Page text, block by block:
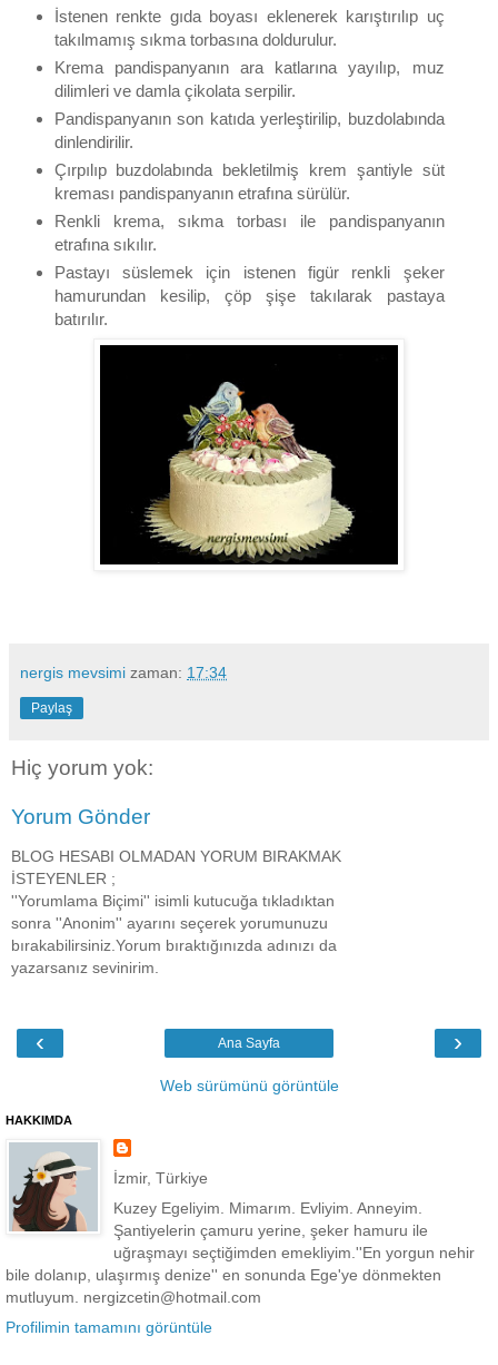
İstenen renkte gıda boyası eklenerek karıştırılıp uç
takılmamış sıkma torbasına doldurulur.
Krema pandispanyanın ara katlarına yayılıp, muz
dilimleri ve damla çikolata serpilir.
Pandispanyanın son katıda yerleştirilip, buzdolabında
dinlendirilir.
Çırpılıp buzdolabında bekletilmiş krem şantiyle süt
kreması pandispanyanın etrafına sürülür.
Renkli krema, sıkma torbası ile pandispanyanın
etrafına sıkılır.
Pastayı süslemek için istenen figür renkli şeker
hamurundan kesilip, çöp şişe takılarak pastaya
batırılır.
nergis mevsimi zaman: 17:34
Paylaş
Hiç yorum yok:
Yorum Gönder
BLOG HESABI OLMADAN YORUM BIRAKMAK
İSTEYENLER ;
''Yorumlama Biçimi'' isimli kutucuğa tıkladıktan
sonra ''Anonim'' ayarını seçerek yorumunuzu
bırakabilirsiniz.Yorum bıraktığınızda adınızı da
yazarsanız sevinirim.
‹ ›
Ana Sayfa
Web sürümünü görüntüle
HAKKIMDA
İzmir, Türkiye
Kuzey Egeliyim. Mimarım. Evliyim. Anneyim.
Şantiyelerin çamuru yerine, şeker hamuru ile
uğraşmayı seçtiğimden emekliyim.''En yorgun nehir
bile dolanıp, ulaşırmış denize'' en sonunda Ege'ye dönmekten
mutluyum. nergizcetin@hotmail.com
Profilimin tamamını görüntüle